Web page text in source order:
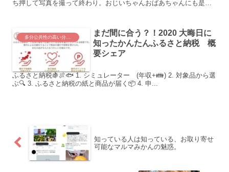
ち押して写真を撮って終わり。おじいちゃんおばあちゃんにも是非
まだ間に合う？！2020 大晦日に
知ったかんたんふるさと納税 概
要シェア
ふるさと納税🍇🍖🐟 1. シミュレーター (年収+👪) 2. 対象品から選
ぶ🔍 3. ふるさと納税の紙と商品が届く📦 4. 申...
知っている人は知っている、お取り寄せ
可能なマルマみかんの魅惑。